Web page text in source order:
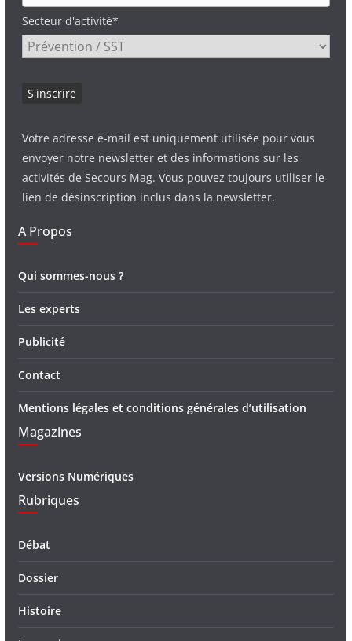
Secteur d'activité*
Votre adresse e-mail est uniquement utilisée pour vous
envoyer notre newsletter et des informations sur les
activités de Secours Mag. Vous pouvez toujours utiliser le
lien de désinscription inclus dans la newsletter.
A Propos
Qui sommes-nous ?
Les experts
Publicité
Contact
Mentions légales et conditions générales d’utilisation
Magazines
Versions Numériques
Rubriques
Débat
Dossier
Histoire